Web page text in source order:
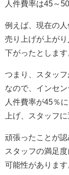
人件費率は45～
例えば、現在の
売り上げが上が
下がったとします
つまり、スタッ
なので、インセ
人件費率が45％
上げ、スタッフ
頑張ったことが認
スタッフの満足
可能性があります